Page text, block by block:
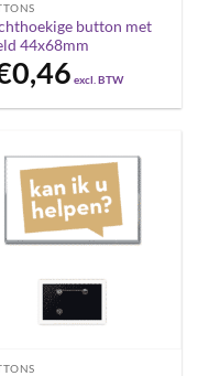
button met
44x68mm
0,46 excl. BTW